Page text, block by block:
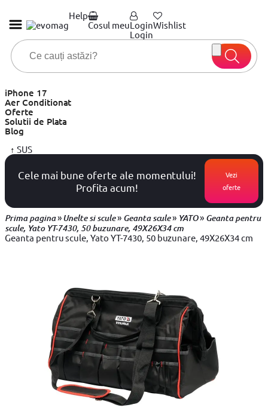
Help
Cosul meuLogin
Login
Wishlist
iPhone 17
Aer Conditionat
Oferte
Solutii de Plata
Blog
↑ SUS
Cele mai bune oferte ale momentului!
Profita acum!
Vezi
oferte
Prima pagina»Unelte si scule» Geanta scule» YATO» Geanta pentru
scule, Yato YT-7430, 50 buzunare, 49X26X34 cm
Geanta pentru scule, Yato YT-7430, 50 buzunare, 49X26X34 cm